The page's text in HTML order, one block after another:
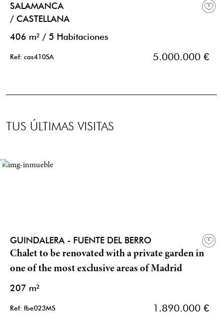
SALAMANCA
/ CASTELLANA
406 m² / 5 Habitaciones
Ref: cas410SA 5.000.000 €
TUS ÚLTIMAS VISITAS
GUINDALERA - FUENTE DEL BERRO
Chalet to be renovated with a private garden in
one of the most exclusive areas of Madrid
207 m²
Ref: fbe023MS 1.890.000 €